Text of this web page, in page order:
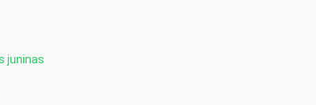
juninas